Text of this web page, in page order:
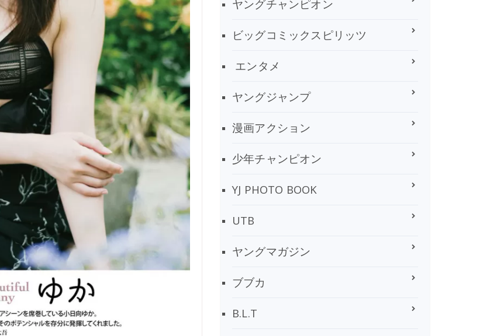
ヤングチャンピオン
ビッグコミックスピリッツ
エンタメ
ヤングジャンプ
漫画アクション
少年チャンピオン
YJ PHOTO BOOK
UTB
ヤングマガジン
ブブカ
B.L.T